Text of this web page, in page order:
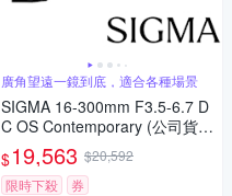
廣角望遠一鏡到底，適合各種場景
SIGMA 16-300mm F3.5-6.7 D
C OS Contemporary (公司貨)
廣角變焦鏡頭 旅遊鏡 APS-C 無
反微單眼鏡頭
$19,563 $20,592
限時下殺
券